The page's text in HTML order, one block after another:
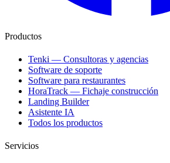
Productos
Tenki — Consultoras y agencias
Software de soporte
Software para restaurantes
HoraTrack — Fichaje construcción
Landing Builder
Asistente IA
Todos los productos
Servicios